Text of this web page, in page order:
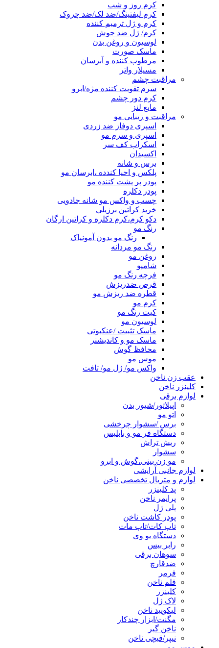
کرم روز و شب
کرم لیفتینگ/ضد لک/ضد چروک
کرم و ژل ترمیم کننده
کرم/ ژل ضد جوش
لوسیون و روغن بدن
ماسک صورت
مرطوب کننده و آبرسان
مسیلار واتر
مراقبت چشم
سرم تقویت کننده مژه/ابرو
کرم دور چشم
مایع لنز
مراقبت و زیبایی مو
اسپری دوفاز ضد زردی
اسپری و سرم مو
اسکراب کف سر
اکسیدان
برس و شانه
پلکس و احیا کندده ،ابرسان مو
پودر پر پشت کننده مو
پودر دکلره
چسب و واکس مو شانه جادویی
خرید کراتین برزیلی
دکو کرم،کرم دکلره و کراتین ارگان
رنگ مو
رنگ مو بدون آمونیاک
رنگ مو مردانه
روغن مو
شامپو
فرچه رنگ مو
قرص ضدریزش
قطره ضد ریزش مو
کرم مو
کیت رنگ مو
لوسیون مو
ماسک تثبیت /عنکبوتی
ماسک مو و کاندیشنر
محافظ گوش
موس مو
واکس مو/ ژل مو/ تافت
عقب زن ناخن
کلینزر ناخن
لوازم برقی
اپیلاتور/شیور بدن
اتو مو
برس /سشوار چرخشی
دستگاه فر مو و بابلیس
ریش تراش
سشوار
مو زن بینی،گوش و ابرو
لوازم جانبی آرایشی
لوازم و متریال تخصصی ناخن
پد کلینزر
پرایمر ناخن
پلی ژل
پودر کاشت ناخن
تاپ کات/تاپ مات
دستگاه یو وی
رابر بیس
سوهان برقی
ضدقارچ
فرمر
قلم ناخن
کلینزر
لاک ژل
لیکوييد ناخن
مگنت/ابزار چندکار
ناخن گیر
نیپر/قیچی ناخن